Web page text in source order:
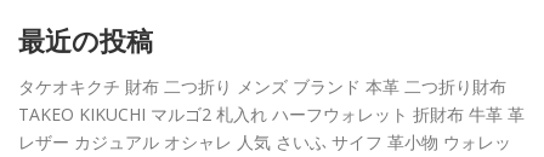
最近の投稿
タケオキクチ 財布 二つ折り メンズ ブランド 本革 二つ折り財布
TAKEO KIKUCHI マルゴ2 札入れ ハーフウォレット 折財布 牛革 革
レザー カジュアル オシャレ 人気 さいふ サイフ 革小物 ウォレッ